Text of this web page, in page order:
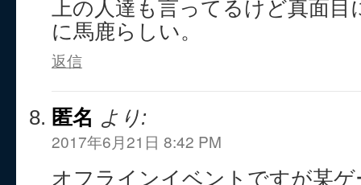
上の人達も言ってるけど真面
に馬鹿らしい。
返信
匿名 より:
2017年6月21日 8:42 PM
オフラインイベントですが某